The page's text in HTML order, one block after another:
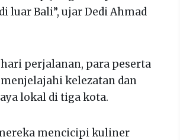
luar Bali”, ujar Dedi Ahmad
perjalanan, para peserta
kelezatan dan
lokal di tiga kota.
mencicipi kuliner